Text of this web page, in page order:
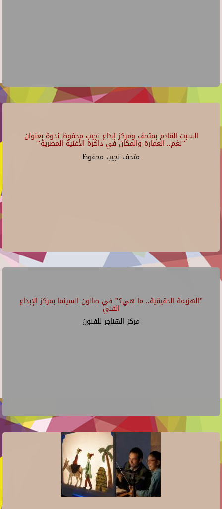
السبت القادم بمتحف ومركز إبداع نجيب محفوظ ندوة بعنوان
"نغم.. العمارة والمكان في ذاكرة الأغنية المصرية"
متحف نجيب محفوظ
"الهزيمة الحقيقية.. ما هي؟" في صالون السينما بمركز الإبداع
الفني
مركز الهناجر للفنون